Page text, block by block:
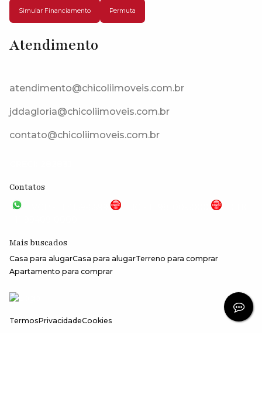
Simular Financiamento Permuta
Atendimento
atendimento@chicoliimoveis.com.br
jddagloria@chicoliimoveis.com.br
contato@chicoliimoveis.com.br
Contatos
Mais buscados
Casa para alugarCasa para alugarTerreno para comprar
Apartamento para comprar
TermosPrivacidadeCookies